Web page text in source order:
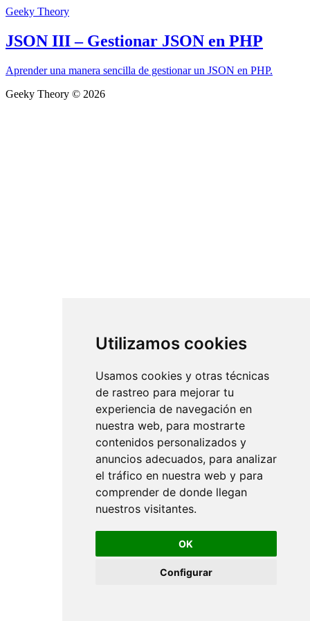
Utilizamos cookies
Usamos cookies y otras técnicas
de rastreo para mejorar tu
experiencia de navegación en
nuestra web, para mostrarte
contenidos personalizados y
anuncios adecuados, para analizar
el tráfico en nuestra web y para
comprender de donde llegan
nuestros visitantes.
OK
Configurar
Geeky Theory
JSON III – Gestionar JSON en PHP
Aprender una manera sencilla de gestionar un JSON en PHP.
Geeky Theory © 2026